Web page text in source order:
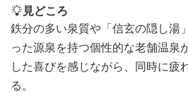
見どころ
鉄分の多い泉質や「信玄の隠し湯
った源泉を持つ個性的な老舗温泉
した喜びを感じながら、同時に疲
る。